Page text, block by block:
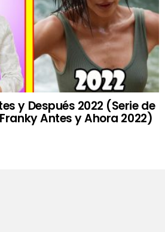
y Después 2022 (Serie de
Antes y Ahora 2022)